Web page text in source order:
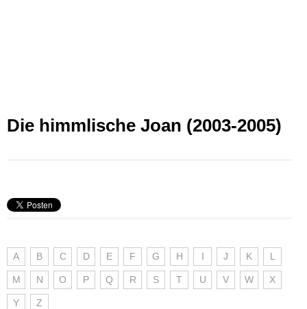
Die himmlische Joan (2003-2005)
A B C D E F G H I J K L
M N O P Q R S T U V W X
Y Z